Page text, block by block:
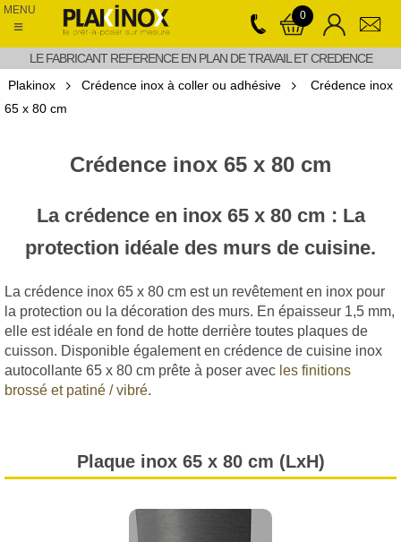
MENU 0
≡
LE FABRICANT REFERENCE EN PLAN DE TRAVAIL ET CREDENCE
Plakinox
Crédence inox à coller ou adhésive
Crédence inox
65 x 80 cm
Crédence inox 65 x 80 cm
La crédence en inox 65 x 80 cm : La
protection idéale des murs de cuisine.
La crédence inox 65 x 80 cm est un revêtement en inox pour
la protection ou la décoration des murs. En épaisseur 1,5 mm,
elle est idéale en fond de hotte derrière toutes plaques de
cuisson. Disponible également en crédence de cuisine inox
autocollante 65 x 80 cm prête à poser avec les finitions
brossé et patiné / vibré.
Plaque inox 65 x 80 cm (LxH)